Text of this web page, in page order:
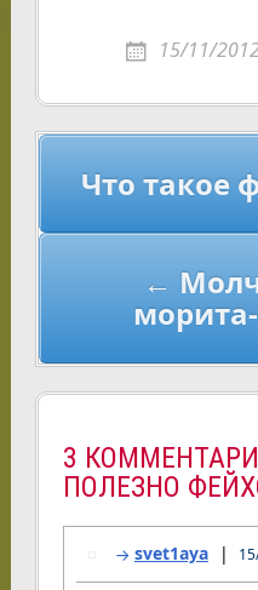
15/11/
Навигация
записям
Что такое
←
3
ПОЛЕЗНО
svet1aya